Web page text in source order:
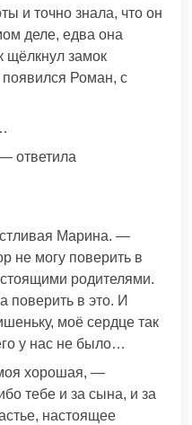
и точно знала, что он
деле, едва она
щёлкнул замок
Роман, с
ответила
Марина. —
не могу поверить в
родителями.
поверить в это. И
моё сердце так
у нас не было…
хорошая, —
тебе и за сына, и за
настоящее